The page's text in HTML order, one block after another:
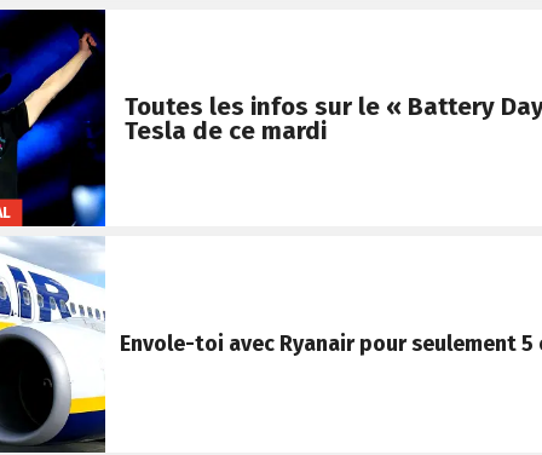
Toutes les infos sur le « Battery
Tesla de ce mardi
Envole-toi avec Ryanair pour seulement 5